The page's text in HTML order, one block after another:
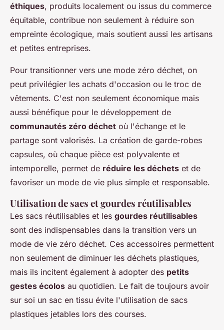
éthiques, produits localement ou issus du commerce
équitable, contribue non seulement à réduire son
empreinte écologique, mais soutient aussi les artisans
et petites entreprises.
Pour transitionner vers une mode zéro déchet, on
peut privilégier les achats d'occasion ou le troc de
vêtements. C'est non seulement économique mais
aussi bénéfique pour le développement de
communautés zéro déchet où l'échange et le
partage sont valorisés. La création de garde-robes
capsules, où chaque pièce est polyvalente et
intemporelle, permet de réduire les déchets et de
favoriser un mode de vie plus simple et responsable.
Utilisation de sacs et gourdes réutilisables
Les sacs réutilisables et les gourdes réutilisables
sont des indispensables dans la transition vers un
mode de vie zéro déchet. Ces accessoires permettent
non seulement de diminuer les déchets plastiques,
mais ils incitent également à adopter des petits
gestes écolos au quotidien. Le fait de toujours avoir
sur soi un sac en tissu évite l'utilisation de sacs
plastiques jetables lors des courses.